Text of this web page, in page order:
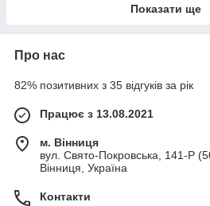
Показати ще
Про нас
82% позитивних з 35 відгуків за рік
Працює з 13.08.2021
м. Вінниця
вул. Свято-Покровська, 141-Р
Вінниця, Україна
Контакти